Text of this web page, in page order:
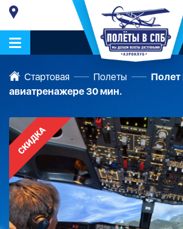
Стартовая Полеты
Полет
авиатренажере 30 мин.